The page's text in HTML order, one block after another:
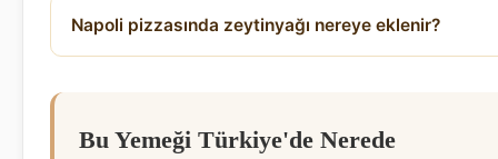
Napoli pizzasında zeytinyağı nereye eklenir?
Bu Yemeği Türkiye'de Nerede